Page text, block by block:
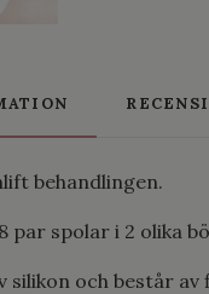
behandlingen.
par spolar i 2 olika
silikon och består